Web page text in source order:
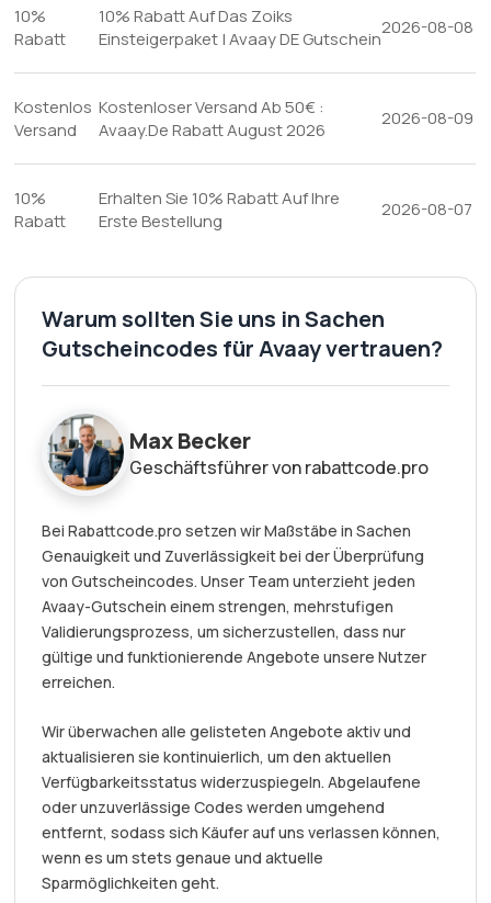
10%
Rabatt
10% Rabatt Auf Das Zoiks
Einsteigerpaket | Avaay DE Gutschein
2026-08-08
Kostenlos
Versand
Kostenloser Versand Ab 50€ :
Avaay.De Rabatt August 2026
2026-08-09
10%
Rabatt
Erhalten Sie 10% Rabatt Auf Ihre
Erste Bestellung
2026-08-07
Warum sollten Sie uns in Sachen
Gutscheincodes für Avaay vertrauen?
Max Becker
Geschäftsführer von rabattcode.pro
Bei Rabattcode.pro setzen wir Maßstäbe in Sachen
Genauigkeit und Zuverlässigkeit bei der Überprüfung
von Gutscheincodes. Unser Team unterzieht jeden
Avaay-Gutschein einem strengen, mehrstufigen
Validierungsprozess, um sicherzustellen, dass nur
gültige und funktionierende Angebote unsere Nutzer
erreichen.
Wir überwachen alle gelisteten Angebote aktiv und
aktualisieren sie kontinuierlich, um den aktuellen
Verfügbarkeitsstatus widerzuspiegeln. Abgelaufene
oder unzuverlässige Codes werden umgehend
entfernt, sodass sich Käufer auf uns verlassen können,
wenn es um stets genaue und aktuelle
Sparmöglichkeiten geht.